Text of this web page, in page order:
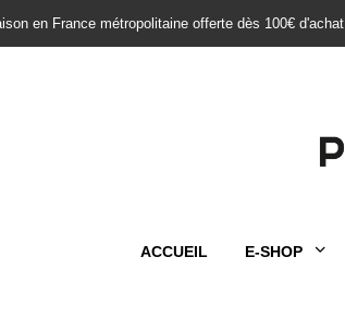
en France métropolitaine offerte dès 100€ d'achat
ACCUEIL E-SHOP